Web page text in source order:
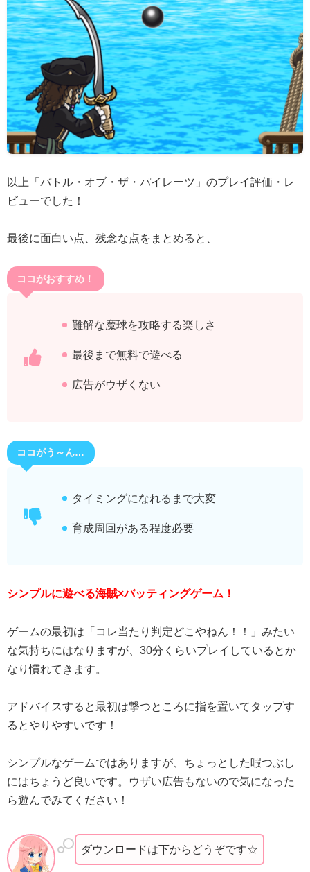
以上「バトル・オブ・ザ・パイレーツ」のプレイ評価・レ
ビューでした！
最後に面白い点、残念な点をまとめると、
ココがおすすめ！
難解な魔球を攻略する楽しさ
最後まで無料で遊べる
広告がウザくない
ココがう～ん…
タイミングになれるまで大変
育成周回がある程度必要
シンプルに遊べる海賊×バッティングゲーム！
ゲームの最初は「コレ当たり判定どこやねん！！」みたい
な気持ちにはなりますが、30分くらいプレイしているとか
なり慣れてきます。
アドバイスすると最初は撃つところに指を置いてタップす
るとやりやすいです！
シンプルなゲームではありますが、ちょっとした暇つぶし
にはちょうど良いです。ウザい広告もないので気になった
ら遊んでみてください！
ダウンロードは下からどうぞです☆